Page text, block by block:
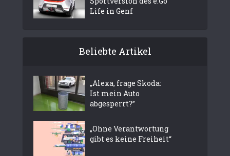
Life in Genf
Beliebte Artikel
„Alexa, frage Skoda:
Ist mein Auto
abgesperrt?”
„Ohne Verantwortung
gibt es keine Freiheit“